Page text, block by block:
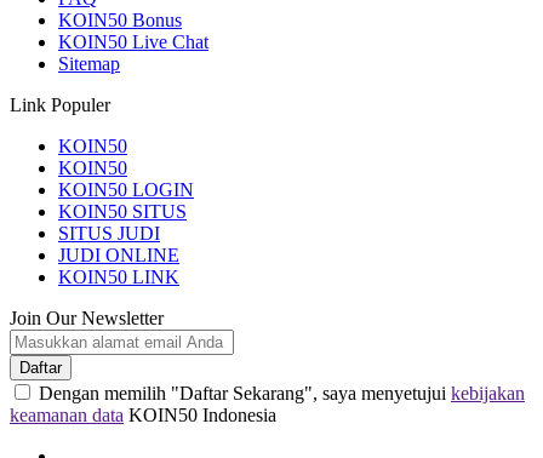
KOIN50 Bonus
KOIN50 Live Chat
Sitemap
Link Populer
KOIN50
KOIN50
KOIN50 LOGIN
KOIN50 SITUS
SITUS JUDI
JUDI ONLINE
KOIN50 LINK
Join Our Newsletter
Daftar
Dengan memilih "Daftar Sekarang", saya menyetujui kebijakan
keamanan data KOIN50 Indonesia